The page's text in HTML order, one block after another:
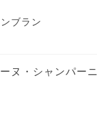
ブラン
ヌ・シャンパーニ